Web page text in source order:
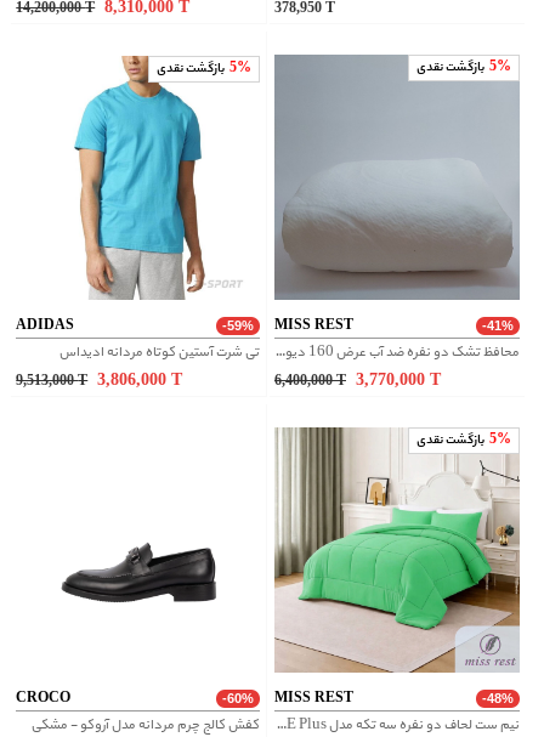
14,200,000T 8,310,000T 378,950 T
5% بازگشت نقدی
ADIDAS -59%
تی شرت آستین کوتاه مردانه ادیداس
9,513,000T 3,806,000T
5% بازگشت نقدی
MISS REST -41%
محافظ تشک دو نفره ضد آب عرض 160 دیواره تنفسی
6,400,000T 3,770,000 T
CROCO -60%
کفش کالج چرم مردانه مدل آروکو - مشکی
5% بازگشت نقدی
MISS REST -48%
نیم ست لحاف دو نفره سه تکه مدل BOX GRANDE Plus عرض 200